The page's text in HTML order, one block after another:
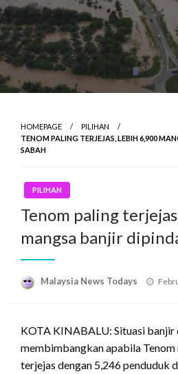
HOMEPAGE
PILIHAN
TENOM PALING TERJEJAS, LEBIH 6,900
SABAH
PILIHAN
Tenom paling
mangsa banjir
Malaysia News Todays
KOTA KINABALU: Situasi banjir
membimbangkan apabila
terjejas dengan 5,246 penduduk